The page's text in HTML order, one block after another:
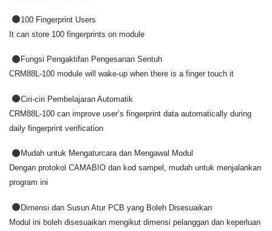
100 Fingerprint Users
It can store 100 fingerprints on module
Fungsi Pengaktifan Pengesanan Sentuh
CRM88L-100 module will wake-up when there is a finger touch it
Ciri-ciri Pembelajaran Automatik
CRM88L-100 can improve user’s fingerprint data automatically during
daily fingerprint verification
Mudah untuk Mengaturcara dan Mengawal Modul
Dengan protokol CAMABIO dan kod sampel, mudah untuk menjalankan
program ini
Dimensi dan Susun Atur PCB yang Boleh Disesuaikan
Modul ini boleh disesuaikan mengikut dimensi pelanggan dan keperluan